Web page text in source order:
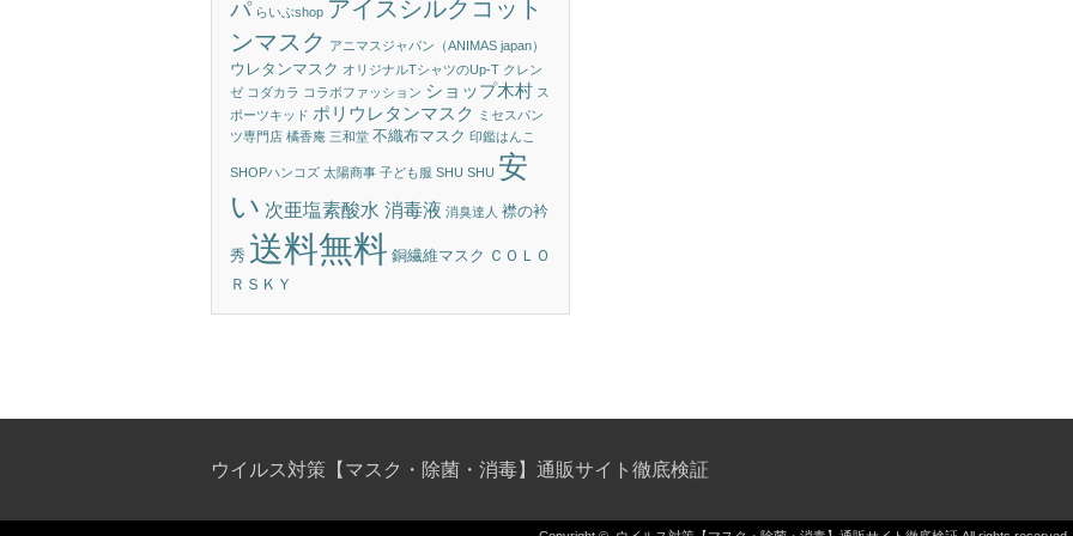
パ らいぶshop アイスシルクコット
ンマスク アニマスジャパン（ANIMAS japan）
ウレタンマスク オリジナルTシャツのUp-T クレン
ゼ コダカラ コラボファッション ショップ木村 ス
ポーツキッド ポリウレタンマスク
ミセスパン
ツ専門店 橘香庵 三和堂 不織布マスク 印鑑はんこ
SHOPハンコズ 太陽商事 子ども服 SHU SHU 安
い 次亜塩素酸水 消毒液 消臭達人 襟の衿
秀 送料無料 銅繊維マスク ＣＯＬＯ
ＲＳＫＹ
ウイルス対策【マスク・除菌・消毒】通販サイト徹底検証